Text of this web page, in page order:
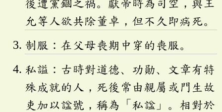
後遭黨錮之禍。獻帝時為司空，與王
允等人欲共除董卓，但不久即病死。
制服：在父母喪期中穿的喪服。
私謚：古時對道德、功勛、文章有特
殊成就的人，死後常由親屬或門生故
吏加以諡號，稱為「私諡」。相對於